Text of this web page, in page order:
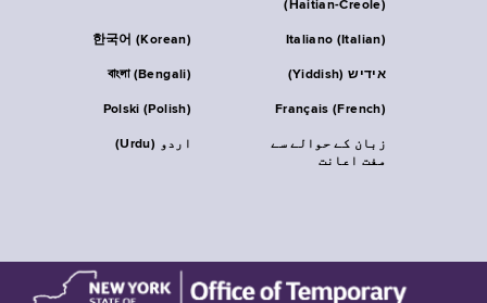
(Haitian-Creole)
한국어 (Korean) Italiano (Italian)
বাংলা (Bengali) אידיש (Yiddish)
Polski (Polish) Français (French)
اردو (Urdu)
زبان کے حوالے سے
مفت اعانت